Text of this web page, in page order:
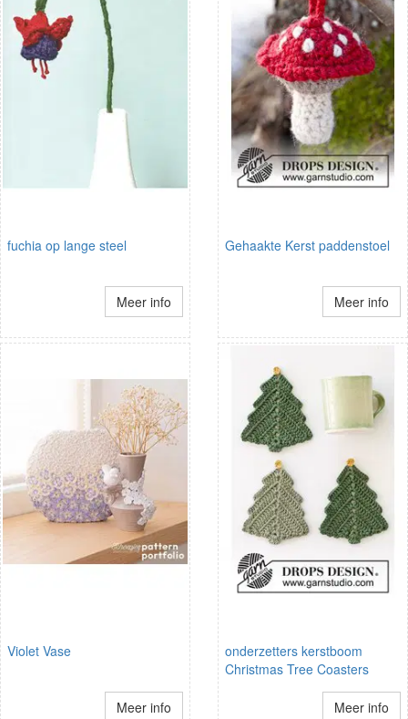
fuchia op lange steel
Meer info
Gehaakte Kerst paddenstoel
Meer info
Violet Vase
Meer info
onderzetters kerstboom
Christmas Tree Coasters
Meer info